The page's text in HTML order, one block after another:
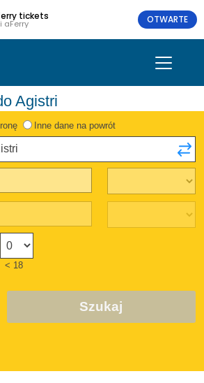
tickets
aFerry OTWARTE
Agistri
Inne dane na powrót
< 18
Szukaj